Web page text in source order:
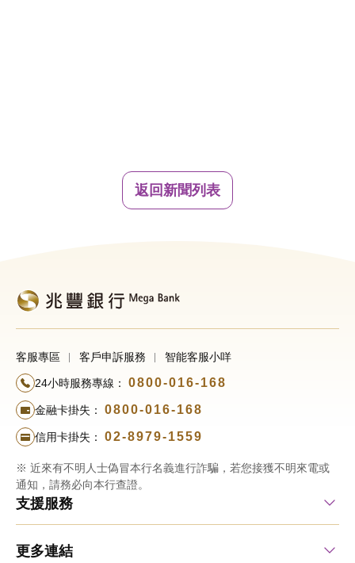
返回新聞列表
客服專區 客戶申訴服務 智能客服小咩
24小時服務專線： 0800-016-168
金融卡掛失： 0800-016-168
信用卡掛失： 02-8979-1559
※ 近來有不明人士偽冒本行名義進行詐騙，若您接獲不明來電或
通知，請務必向本行查證。
支援服務
更多連結